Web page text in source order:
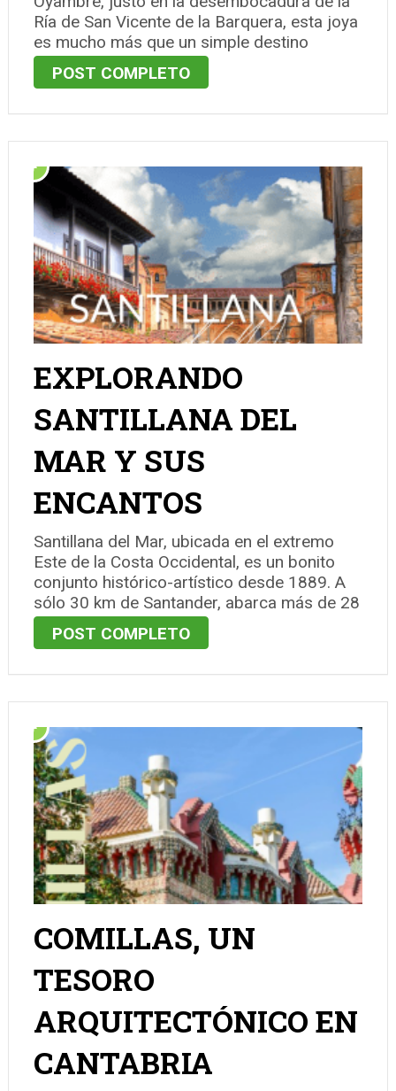
Ría de San Vicente de la Barquera, esta joya
es mucho más que un simple destino
turístico. Estratégicamente ubicado entre el
mar y las montañas, este pintoresco pueblo
POST COMPLETO
EXPLORANDO
SANTILLANA DEL
MAR Y SUS
ENCANTOS
Santillana del Mar, ubicada en el extremo
Este de la Costa Occidental, es un bonito
conjunto histórico-artístico desde 1889. A
sólo 30 km de Santander, abarca más de 28
km² y alberga cerca de cuatro mil
habitantes, incluyendo además de la villa de
POST COMPLETO
COMILLAS, UN
TESORO
ARQUITECTÓNICO EN
CANTABRIA